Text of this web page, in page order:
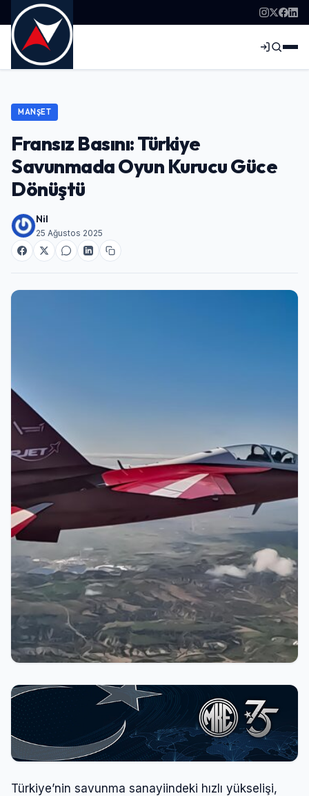
MANŞET
Fransız Basını: Türkiye
Savunmada Oyun Kurucu Güce
Dönüştü
Nil
25 Ağustos 2025
Türkiye’nin savunma sanayiindeki hızlı yükselişi,